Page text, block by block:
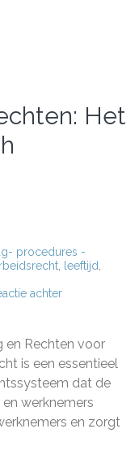
Het
procedures -
leeftijd
achterop
Het
Belang
van
Juridisch
Arbeidsrecht
voor
Werknemers
en Rechten voor
is een essentieel
dat de
werknemers
en zorgt